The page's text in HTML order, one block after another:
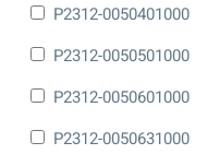
P2312-0050401000
P2312-0050501000
P2312-0050601000
P2312-0050631000